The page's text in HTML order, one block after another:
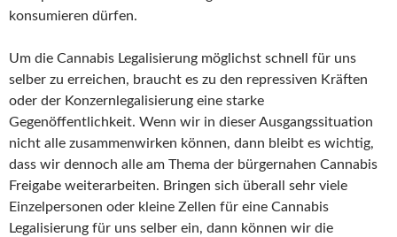
konsumieren dürfen.
Um die Cannabis Legalisierung möglichst schnell für uns
selber zu erreichen, braucht es zu den repressiven Kräften
oder der Konzernlegalisierung eine starke
Gegenöffentlichkeit. Wenn wir in dieser Ausgangssituation
nicht alle zusammenwirken können, dann bleibt es wichtig,
dass wir dennoch alle am Thema der bürgernahen Cannabis
Freigabe weiterarbeiten. Bringen sich überall sehr viele
Einzelpersonen oder kleine Zellen für eine Cannabis
Legalisierung für uns selber ein, dann können wir die